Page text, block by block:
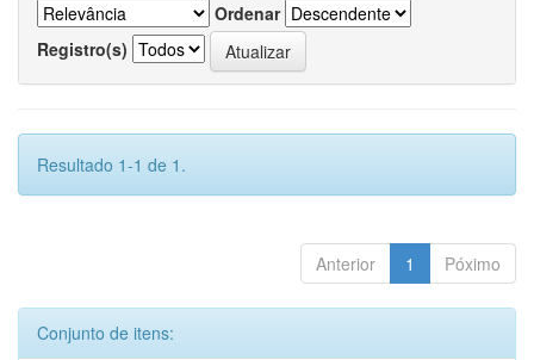
Ordenar
Registro(s)
Resultado 1-1 de 1.
Anterior 1 Póximo
Conjunto de itens: